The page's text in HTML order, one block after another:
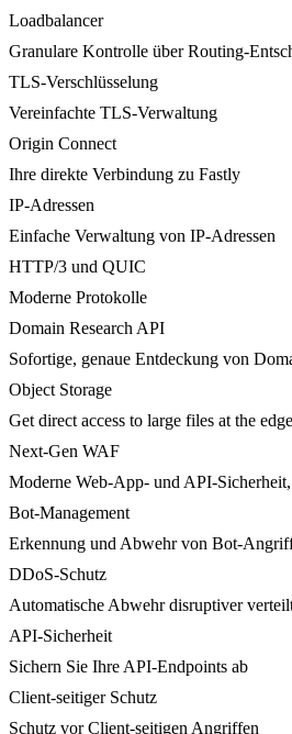
Loadbalancer
Granulare Kontrolle über Routing-
TLS-Verschlüsselung
Vereinfachte TLS-Verwaltung
Origin Connect
Ihre direkte Verbindung zu Fastly
IP-Adressen
Einfache Verwaltung von IP-Adressen
HTTP/3 und QUIC
Moderne Protokolle
Domain Research API
Sofortige, genaue Entdeckung von
Object Storage
Get direct access to large files at the
Next-Gen WAF
Moderne Web-App- und API-
Bot-Management
Erkennung und Abwehr von Bot-
DDoS-Schutz
Automatische Abwehr disruptiver
API-Sicherheit
Sichern Sie Ihre API-Endpoints ab
Client-seitiger Schutz
Schutz vor Client-seitigen Angriffen